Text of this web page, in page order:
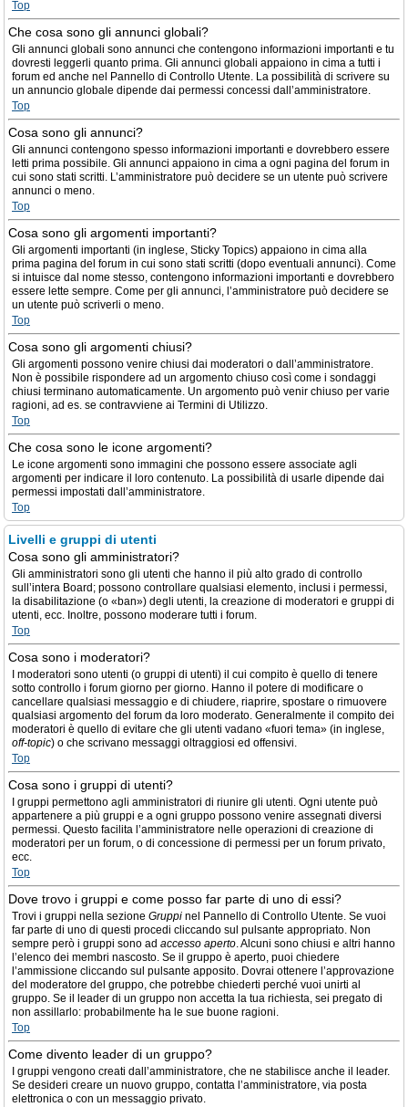
Top
Che cosa sono gli annunci globali?
Gli annunci globali sono annunci che contengono informazioni importanti e tu
dovresti leggerli quanto prima. Gli annunci globali appaiono in cima a tutti i
forum ed anche nel Pannello di Controllo Utente. La possibilità di scrivere su
un annuncio globale dipende dai permessi concessi dall’amministratore.
Top
Cosa sono gli annunci?
Gli annunci contengono spesso informazioni importanti e dovrebbero essere
letti prima possibile. Gli annunci appaiono in cima a ogni pagina del forum in
cui sono stati scritti. L’amministratore può decidere se un utente può scrivere
annunci o meno.
Top
Cosa sono gli argomenti importanti?
Gli argomenti importanti (in inglese, Sticky Topics) appaiono in cima alla
prima pagina del forum in cui sono stati scritti (dopo eventuali annunci). Come
si intuisce dal nome stesso, contengono informazioni importanti e dovrebbero
essere lette sempre. Come per gli annunci, l’amministratore può decidere se
un utente può scriverli o meno.
Top
Cosa sono gli argomenti chiusi?
Gli argomenti possono venire chiusi dai moderatori o dall’amministratore.
Non è possibile rispondere ad un argomento chiuso così come i sondaggi
chiusi terminano automaticamente. Un argomento può venir chiuso per varie
ragioni, ad es. se contravviene ai Termini di Utilizzo.
Top
Che cosa sono le icone argomenti?
Le icone argomenti sono immagini che possono essere associate agli
argomenti per indicare il loro contenuto. La possibilità di usarle dipende dai
permessi impostati dall’amministratore.
Top
Livelli e gruppi di utenti
Cosa sono gli amministratori?
Gli amministratori sono gli utenti che hanno il più alto grado di controllo
sull’intera Board; possono controllare qualsiasi elemento, inclusi i permessi,
la disabilitazione (o «ban») degli utenti, la creazione di moderatori e gruppi di
utenti, ecc. Inoltre, possono moderare tutti i forum.
Top
Cosa sono i moderatori?
I moderatori sono utenti (o gruppi di utenti) il cui compito è quello di tenere
sotto controllo i forum giorno per giorno. Hanno il potere di modificare o
cancellare qualsiasi messaggio e di chiudere, riaprire, spostare o rimuovere
qualsiasi argomento del forum da loro moderato. Generalmente il compito dei
moderatori è quello di evitare che gli utenti vadano «fuori tema» (in inglese,
off-topic) o che scrivano messaggi oltraggiosi ed offensivi.
Top
Cosa sono i gruppi di utenti?
I gruppi permettono agli amministratori di riunire gli utenti. Ogni utente può
appartenere a più gruppi e a ogni gruppo possono venire assegnati diversi
permessi. Questo facilita l’amministratore nelle operazioni di creazione di
moderatori per un forum, o di concessione di permessi per un forum privato,
ecc.
Top
Dove trovo i gruppi e come posso far parte di uno di essi?
Trovi i gruppi nella sezione Gruppi nel Pannello di Controllo Utente. Se vuoi
far parte di uno di questi procedi cliccando sul pulsante appropriato. Non
sempre però i gruppi sono ad accesso aperto. Alcuni sono chiusi e altri hanno
l’elenco dei membri nascosto. Se il gruppo è aperto, puoi chiedere
l’ammissione cliccando sul pulsante apposito. Dovrai ottenere l’approvazione
del moderatore del gruppo, che potrebbe chiederti perché vuoi unirti al
gruppo. Se il leader di un gruppo non accetta la tua richiesta, sei pregato di
non assillarlo: probabilmente ha le sue buone ragioni.
Top
Come divento leader di un gruppo?
I gruppi vengono creati dall’amministratore, che ne stabilisce anche il leader.
Se desideri creare un nuovo gruppo, contatta l’amministratore, via posta
elettronica o con un messaggio privato.